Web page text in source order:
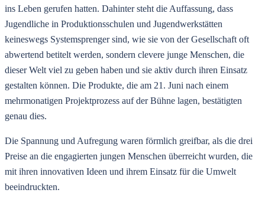
ins Leben gerufen hatten. Dahinter steht die Auffassung, dass
Jugendliche in Produktionsschulen und Jugendwerkstätten
keineswegs Systemsprenger sind, wie sie von der Gesellschaft oft
abwertend betitelt werden, sondern clevere junge Menschen, die
dieser Welt viel zu geben haben und sie aktiv durch ihren Einsatz
gestalten können. Die Produkte, die am 21. Juni nach einem
mehrmonatigen Projektprozess auf der Bühne lagen, bestätigten
genau dies.
Die Spannung und Aufregung waren förmlich greifbar, als die drei
Preise an die engagierten jungen Menschen überreicht wurden, die
mit ihren innovativen Ideen und ihrem Einsatz für die Umwelt
beeindruckten.